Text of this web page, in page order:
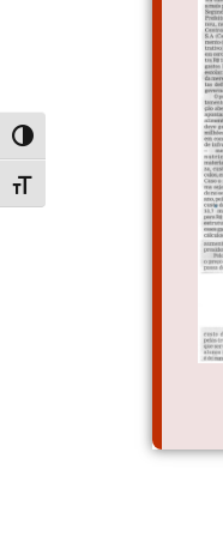
Alternar alto contraste
Alternar tamanho da fonte